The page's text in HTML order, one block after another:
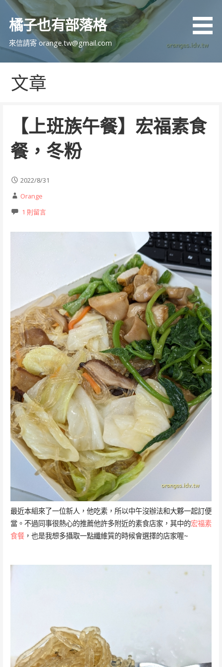
橘子也有部落格
來信請寄 orange.tw@gmail.com
文章
【上班族午餐】宏福素食
餐，冬粉
2022/8/31
Orange
1 則留言
最近本組來了一位新人，他吃素，所以中午沒辦法和大夥一起訂便
當。不過同事很熱心的推薦他許多附近的素食店家，其中的宏福素
食餐，也是我想多攝取一點纖維質的時候會選擇的店家喔~